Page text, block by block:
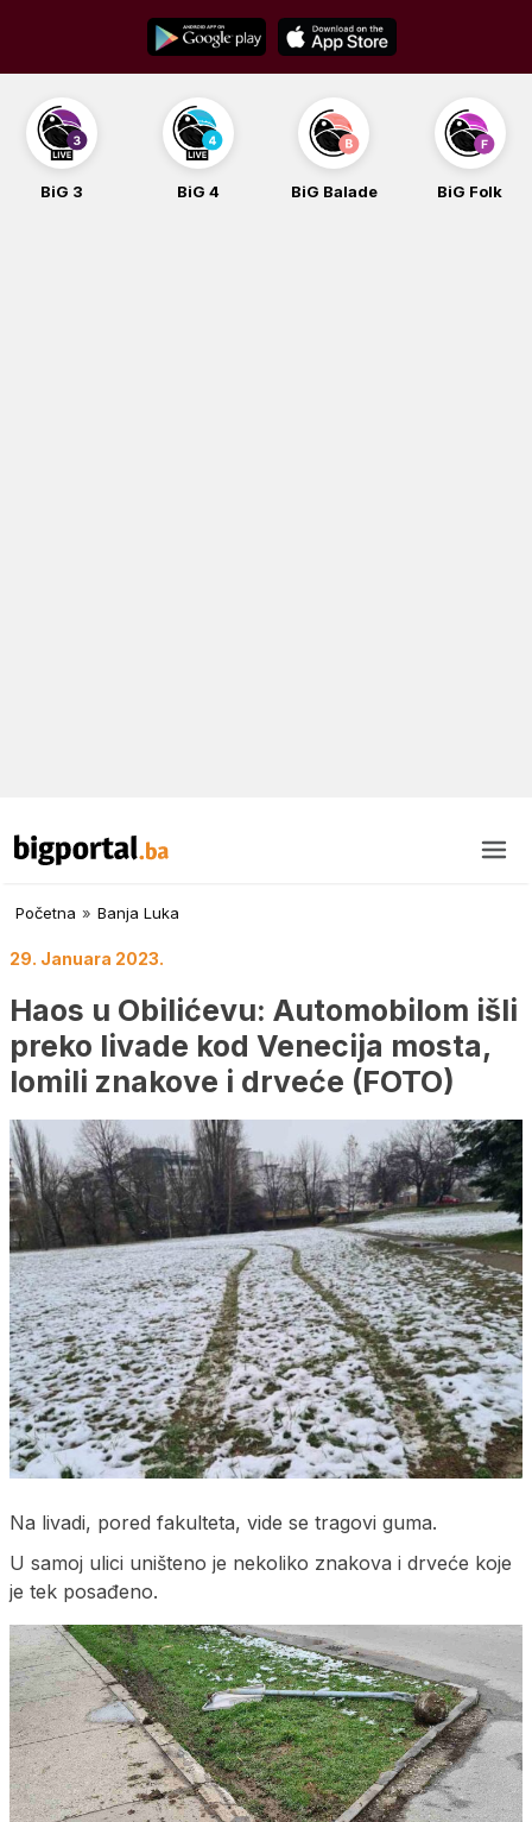
content
BiG 4 BiG Balade BiG Folk BiG iG
Početna » Banja Luka
29. Januara 2023.
Haos u Obilićevu: Automobilom išli
preko livade kod Venecija mosta,
lomili znakove i drveće (FOTO)
Na livadi, pored fakulteta, vide se tragovi guma.
U samoj ulici uništeno je nekoliko znakova i drveće koje
je tek posađeno.